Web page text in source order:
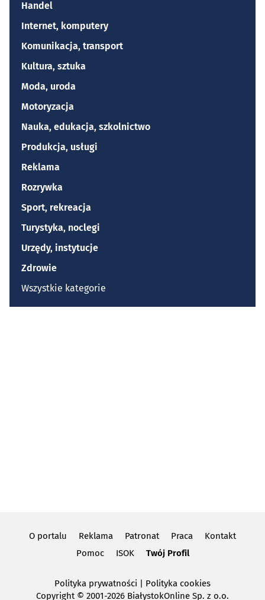
Handel
Internet, komputery
Komunikacja, transport
Kultura, sztuka
Moda, uroda
Motoryzacja
Nauka, edukacja, szkolnictwo
Produkcja, usługi
Reklama
Rozrywka
Sport, rekreacja
Turystyka, noclegi
Urzędy, instytucje
Zdrowie
Wszystkie kategorie
O portalu Reklama Patronat Praca
Kontakt
Pomoc
ISOK Twój Profil
Polityka prywatności
Polityka cookies
Copyright© 2001-2026 BiałystokOnline Sp. z o.o.